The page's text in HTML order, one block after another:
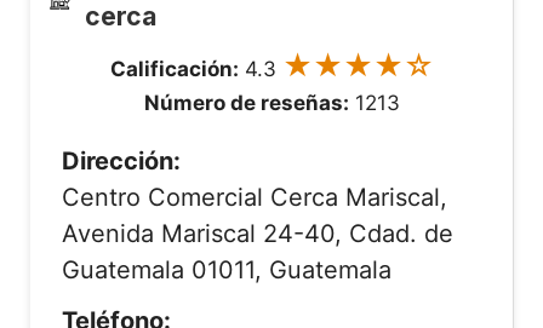
cerca
Calificación: 4.3 ★★★★☆
Número de reseñas: 1213
Dirección:
Centro Comercial Cerca Mariscal,
Avenida Mariscal 24-40, Cdad. de
Guatemala 01011, Guatemala
Teléfono: